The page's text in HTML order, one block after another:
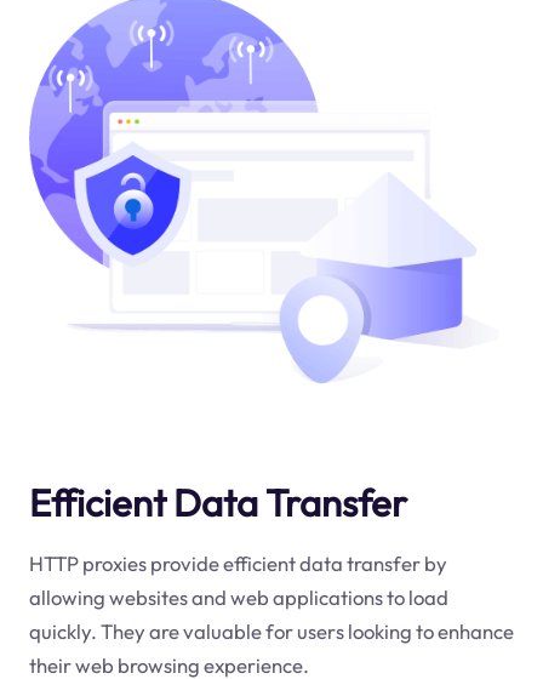
Efficient Data Transfer
HTTP proxies provide efficient data transfer by
allowing websites and web applications to load
quickly. They are valuable for users looking to enhance
their web browsing experience.